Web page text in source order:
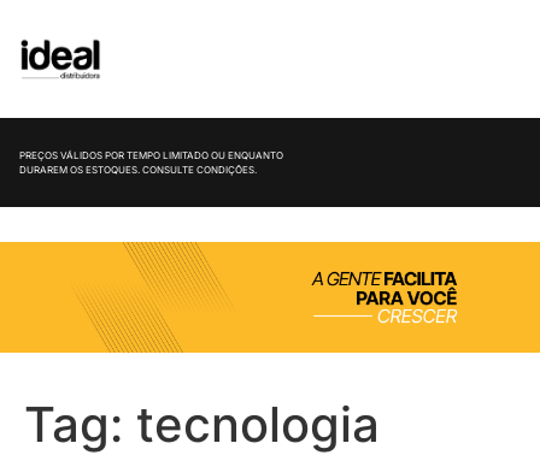
PREÇOS VÁLIDOS POR TEMPO LIMITADO OU ENQUANTO
DURAREM OS ESTOQUES. CONSULTE CONDIÇÕES.
Tag: tecnologia